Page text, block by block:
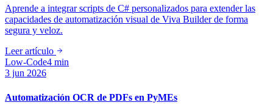
Aprende a integrar scripts de C# personalizados para extender las
capacidades de automatización visual de Viva Builder de forma
segura y veloz.
Leer artículo
Low-Code4 min
3 jun 2026
Automatización OCR de PDFs en PyMEs